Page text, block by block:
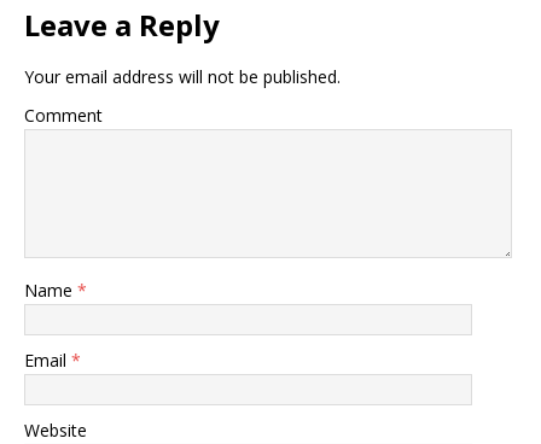
Leave a Reply
Your email address will not be published.
Comment
Name *
Email *
Website